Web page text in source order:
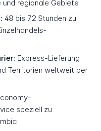
regionale Gebiete
48 bis 72 Stunden zu
Express-Lieferung
Territorien weltweit per
speziell zu